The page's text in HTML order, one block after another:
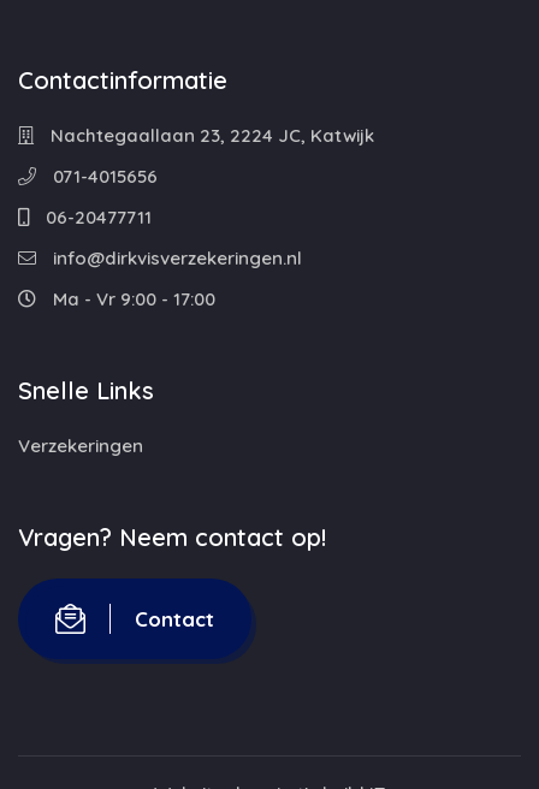
Contactinformatie
Nachtegaallaan 23, 2224 JC, Katwijk
071-4015656
06-20477711
info@dirkvisverzekeringen.nl
Ma - Vr 9:00 - 17:00
Snelle Links
Verzekeringen
Vragen? Neem contact op!
Contact